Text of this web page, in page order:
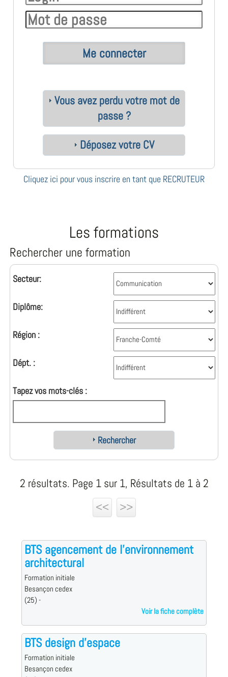
Vous avez perdu votre mot de
passe ?
Déposez votre CV
Cliquez ici pour vous inscrire en tant que RECRUTEUR
Les formations
Rechercher une formation
Secteur:
Diplôme:
Région :
Dépt. :
Tapez vos mots-clés :
Rechercher
2 résultats. Page 1 sur 1, Résultats de 1 à 2
<<
>>
BTS agencement de l'environnement
architectural
Formation initiale
Besançon cedex
(25) -
Voir la fiche complète
BTS design d'espace
Formation initiale
Besançon cedex